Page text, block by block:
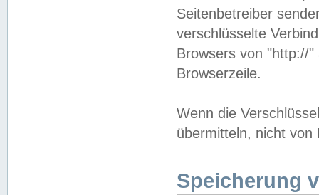
Seitenbetreiber
verschlüsselte
Browsers von "http://
Browserzeile.
Wenn die
übermitteln, nicht von
Speicherung